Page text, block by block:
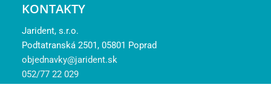
KONTAKTY
Jarident, s.r.o.
Podtatranská 2501, 05801 Poprad
objednavky@jarident.sk
052/77 22 029